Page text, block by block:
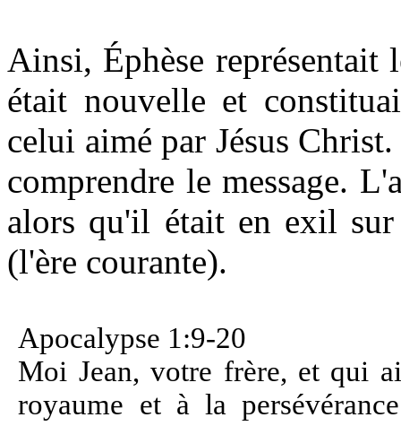
Ainsi, Éphèse
était nouvelle et
celui aimé par Jésus
comprendre le message.
alors qu'il était en exil
(l'ère courante).
Apocalypse 1:9-20
Moi Jean, votre frère, et qui
royaume et à la